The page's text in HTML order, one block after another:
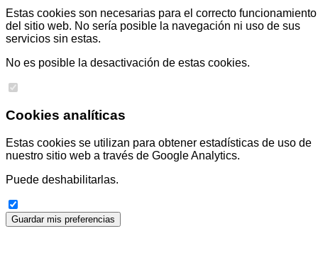
Estas cookies son necesarias para el correcto funcionamiento
del sitio web. No sería posible la navegación ni uso de sus
servicios sin estas.
No es posible la desactivación de estas cookies.
Cookies analíticas
Estas cookies se utilizan para obtener estadísticas de uso de
nuestro sitio web a través de Google Analytics.
Puede deshabilitarlas.
Guardar mis preferencias